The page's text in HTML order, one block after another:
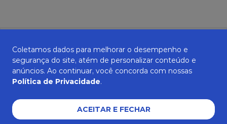
ZANEPAN 2022 | CNPJ: 04.319.228/0001-08 | AVENIDA MAURO MIRANDA
29309-712
Coletamos dados para melhorar o desempenho e
segurança do site, atém de personalizar conteúdo e
anúncios. Ao continuar, você concorda com nossas
Política de Privacidade.
ACEITAR E FECHAR